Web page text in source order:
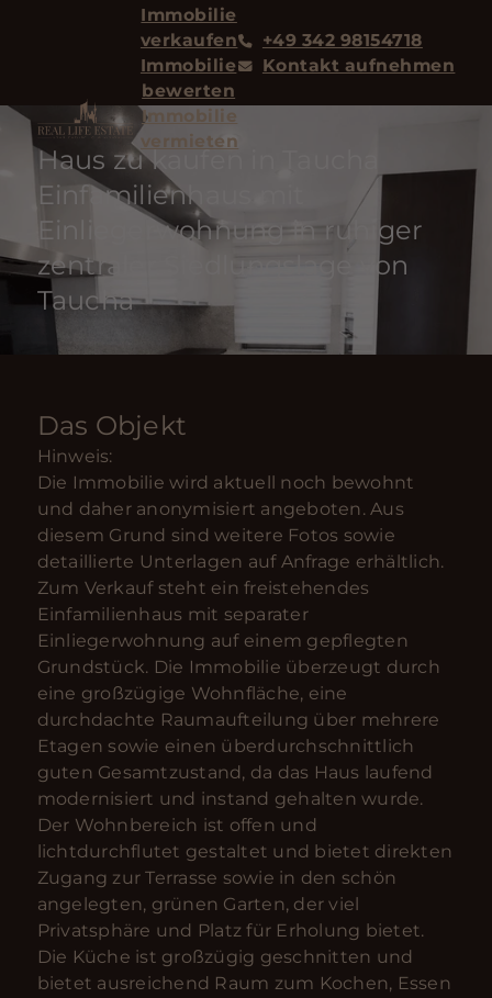
Immobilie
verkaufen
Immobilie
bewerten
Immobilie
vermieten
+49 342 98154718
Kontakt aufnehmen
Haus zu kaufen in Taucha
Einfamilienhaus mit
Einliegerwohnung in ruhiger
zentraler Siedlungslage von
Taucha
Das Objekt
Hinweis:
Die Immobilie wird aktuell noch bewohnt
und daher anonymisiert angeboten. Aus
diesem Grund sind weitere Fotos sowie
detaillierte Unterlagen auf Anfrage erhältlich.
Zum Verkauf steht ein freistehendes
Einfamilienhaus mit separater
Einliegerwohnung auf einem gepflegten
Grundstück. Die Immobilie überzeugt durch
eine großzügige Wohnfläche, eine
durchdachte Raumaufteilung über mehrere
Etagen sowie einen überdurchschnittlich
guten Gesamtzustand, da das Haus laufend
modernisiert und instand gehalten wurde.
Der Wohnbereich ist offen und
lichtdurchflutet gestaltet und bietet direkten
Zugang zur Terrasse sowie in den schön
angelegten, grünen Garten, der viel
Privatsphäre und Platz für Erholung bietet.
Die Küche ist großzügig geschnitten und
bietet ausreichend Raum zum Kochen, Essen